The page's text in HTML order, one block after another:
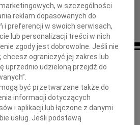
Panu
Tadeuszowi Salwie
w szczególności
reklam dopasowanych do
i preferencji w swoich serwisach,
lub personalizacji treści w nich
zgody jest dobrowolne. Jeśli nie
chcesz ograniczyć jej zakres lub
uprzednio udzieloną przejdź do
być przetwarzane także do
informacji dotyczących
i aplikacji lub łączone z danymi
usług. Jeśli podstawą